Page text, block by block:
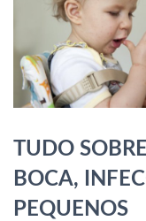
TUDO
BOCA,
PEQUENOS